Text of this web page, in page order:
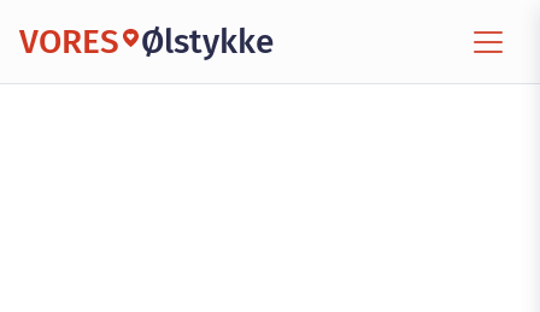
VORES Ølstykke